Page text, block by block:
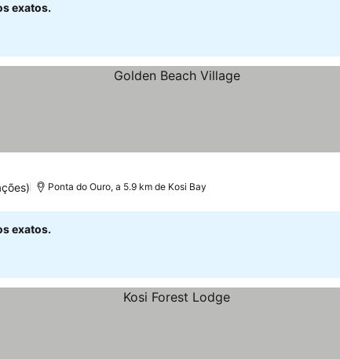
exatos.
Ponta do Ouro, a 5.9 km de Kosi Bay
exatos.